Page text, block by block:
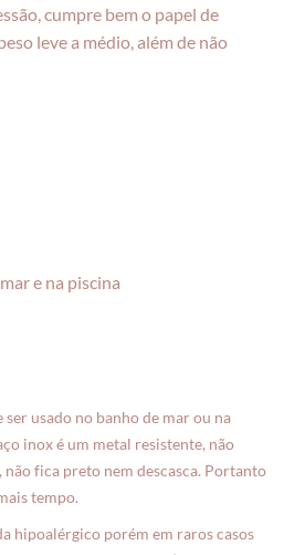
cumpre bem o papel de
leve a médio, além de não
e na piscina
usado no banho de mar ou na
inox é um metal resistente, não
fica preto nem descasca. Portanto
tempo.
hipoalérgico porém em raros casos